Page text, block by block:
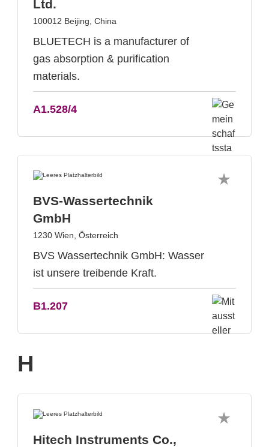
Ltd.
100012 Beijing, China
BLUETECH is a manufacturer of
gas absorption & purification
materials.
A1.528/4
BVS-Wassertechnik
GmbH
1230 Wien, Österreich
BVS Wassertechnik GmbH: Wasser
ist unsere treibende Kraft.
B1.207
H
Hitech Instruments Co.,